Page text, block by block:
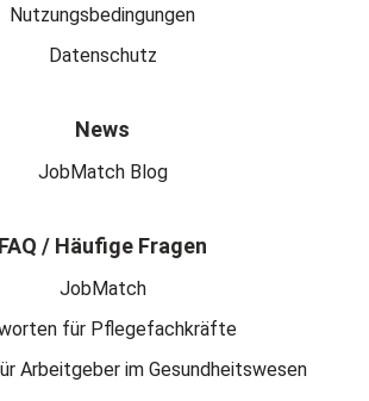
Nutzungsbedingungen
Datenschutz
News
JobMatch Blog
FAQ / Häufige Fragen
JobMatch
für Pflegefachkräfte
Arbeitgeber im Gesundheitswesen